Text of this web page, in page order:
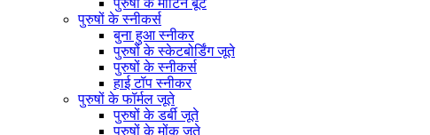
पुरुषों के मार्टिन बूट
पुरुषों के स्नीकर्स
बुना हुआ स्नीकर
पुरुषों के स्केटबोर्डिंग जूते
पुरुषों के स्नीकर्स
हाई टॉप स्नीकर
पुरुषों के फॉर्मल जूते
पुरुषों के डर्बी जूते
पुरुषों के मोंक जूते